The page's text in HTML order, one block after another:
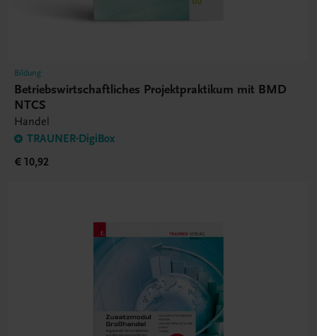
Bildung
Betriebswirtschaftliches Projektpraktikum mit BMD
NTCS
Handel
TRAUNER-DigiBox
€ 10,92